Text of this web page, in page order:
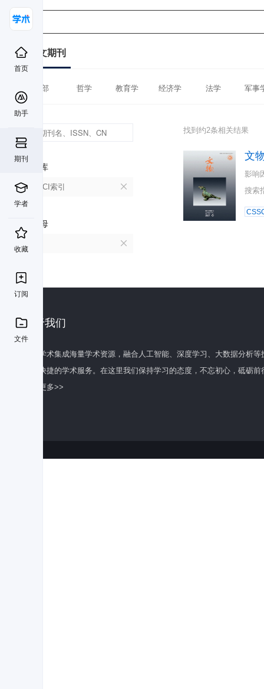
首页
助手
期刊
学者
收藏
订阅
文件
中文期刊
全部 哲学 教育学 经济学 法学 军事
数据库
CSSCI索引
首字母
找到约2条相关结果
文
影响
搜索
关于我们
百度学术集成海量学术资源，融合人工智能、深度学习、大数据分析
全面快捷的学术服务。在这里我们保持学习的态度，不忘初心，砥砺前
了解更多>>